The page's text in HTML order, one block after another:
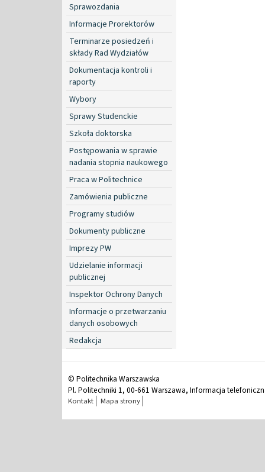
Sprawozdania
Informacje Prorektorów
Terminarze posiedzeń i
składy Rad Wydziałów
Dokumentacja kontroli i
raporty
Wybory
Sprawy Studenckie
Szkoła doktorska
Postępowania w sprawie
nadania stopnia naukowego
Praca w Politechnice
Zamówienia publiczne
Programy studiów
Dokumenty publiczne
Imprezy PW
Udzielanie informacji
publicznej
Inspektor Ochrony Danych
Informacje o przetwarzaniu
danych osobowych
Redakcja
© Politechnika Warszawska
Pl. Politechniki 1, 00-661 Warszawa, Informacja
Kontakt Mapa strony